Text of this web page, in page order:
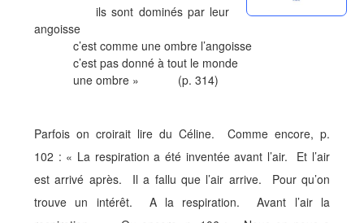
ils sont dominés par leur
angoisse
c’est comme une ombre l’angoisse
c’est pas donné à tout le monde
une ombre » (p. 314)
Parfois on croirait lire du Céline. Comme encore, p.
102 : « La respiration a été inventée avant l’air. Et l’air
est arrivé après. Il a fallu que l’air arrive. Pour qu’on
trouve un intérêt. A la respiration. Avant l’air la